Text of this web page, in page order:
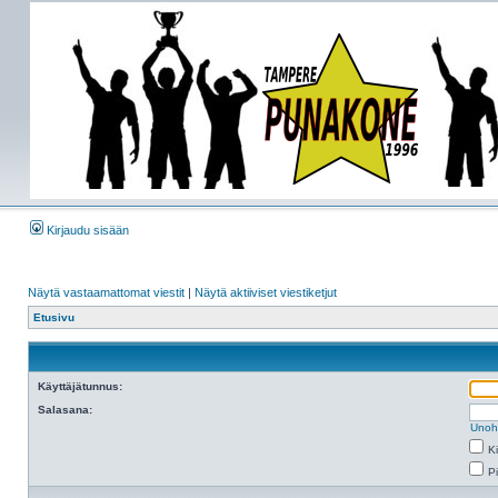
Kirjaudu sisään
Näytä vastaamattomat viestit | Näytä aktiiviset viestiketjut
Etusivu
Käyttäjätunnus:
Salasana: